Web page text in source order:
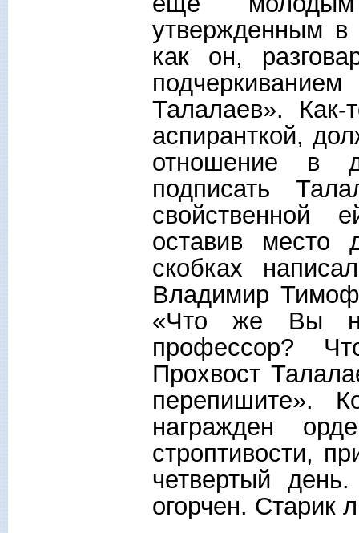
утвержденным
как он,
Талалаев».
аспиранткой,
отношение в
подписать
свойственной
оставив место
скобках
Владимир
«Что же Вы
профессор?
Прохвост
перепишите».
награжден
строптивости,
четвертый
огорчен. Старик